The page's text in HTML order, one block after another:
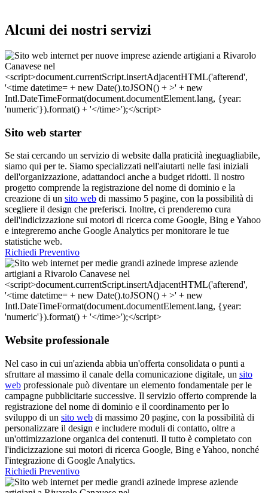
Alcuni dei nostri servizi
Sito web starter
Se stai cercando un servizio di website dalla praticità ineguagliabile,
siamo qui per te. Siamo specializzati nell'aiutarti nelle fasi iniziali
dell'organizzazione, adattandoci anche a budget ridotti. Il nostro
progetto comprende la registrazione del nome di dominio e la
creazione di un sito web di massimo 5 pagine, con la possibilità di
scegliere il design che preferisci. Inoltre, ci prenderemo cura
dell'indicizzazione sui motori di ricerca come Google, Bing e Yahoo
e integreremo anche Google Analytics per monitorare le tue
statistiche web.
Richiedi Preventivo
Website professionale
Nel caso in cui un'azienda abbia un'offerta consolidata o punti a
sfruttare al massimo il canale della comunicazione digitale, un sito
web professionale può diventare un elemento fondamentale per le
campagne pubblicitarie successive. Il servizio offerto comprende la
registrazione del nome di dominio e il coordinamento per lo
sviluppo di un sito web di massimo 20 pagine, con la possibilità di
personalizzare il design e includere moduli di contatto, oltre a
un'ottimizzazione organica dei contenuti. Il tutto è completato con
l'indicizzazione sui motori di ricerca Google, Bing e Yahoo, nonché
l'integrazione di Google Analytics.
Richiedi Preventivo